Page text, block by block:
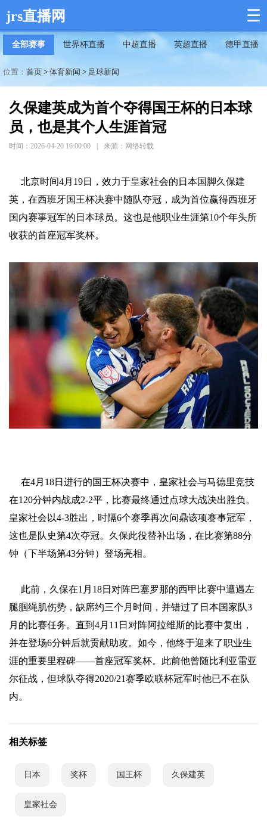
jrs直播网 ☰
全部赛事 世界杯直播 中超直播 英超直播 德甲直播
位置： 首页 > 体育新闻 > 足球新闻
久保建英成为首个夺得国王杯的日本球
员，也是其个人生涯首冠
时间：2026-04-20 16:00:00 来源：网络转载
北京时间4月19日，效力于皇家社会的日本国脚久保建
英，在西班牙国王杯决赛中随队夺冠，成为首位赢得西班牙
国内赛事冠军的日本球员。这也是他职业生涯第10个年头所
收获的首座冠军奖杯。
在4月18日进行的国王杯决赛中，皇家社会与马德里竞技
在120分钟内战成2-2平，比赛最终通过点球大战决出胜负。
皇家社会以4-3胜出，时隔6个赛季再次问鼎该项赛事冠军，
这也是队史第4次夺冠。久保此役替补出场，在比赛第88分
钟（下半场第43分钟）登场亮相。
此前，久保在1月18日对阵巴塞罗那的西甲比赛中遭遇左
腿腘绳肌伤势，缺席约三个月时间，并错过了日本国家队3
月的比赛任务。直到4月11日对阵阿拉维斯的比赛中复出，
并在登场6分钟后就贡献助攻。如今，他终于迎来了职业生
涯的重要里程碑——首座冠军奖杯。此前他曾随比利亚雷亚
尔征战，但球队夺得2020/21赛季欧联杯冠军时他已不在队
内。
相关标签
日本 奖杯 国王杯 久保建英
皇家社会